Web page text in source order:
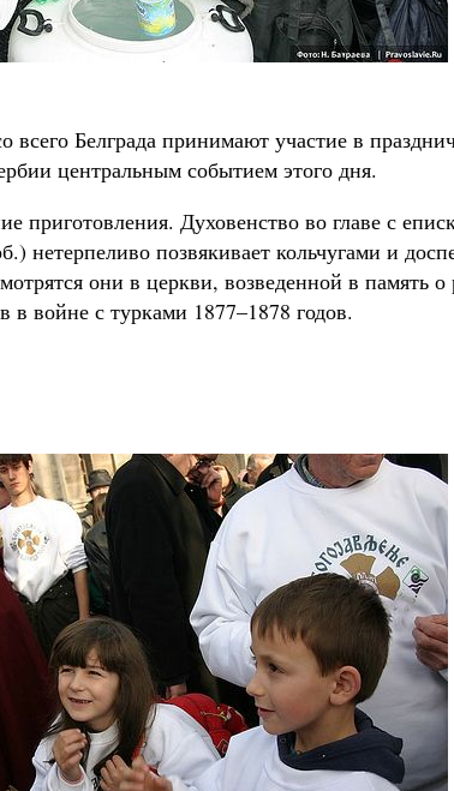
всего Белграда принимают участие в
центральным событием этого дня.
приготовления. Духовенство во главе с
позвякивает кольчугами и
они в церкви, возведенной в память о
в войне с турками 1877–1878 годов.